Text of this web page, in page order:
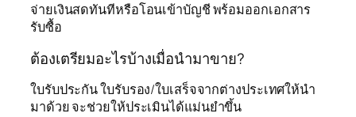
จ่ายเงินสดทันทีหรือโอนเข้าบัญชี พร้อมออกเอกสาร
รับซื้อ
ต้องเตรียมอะไรบ้างเมื่อนำมาขาย?
ใบรับประกัน ใบรับรอง/ใบเสร็จจากต่างประเทศให้นำ
มาด้วย จะช่วยให้ประเมินได้แม่นยำขึ้น